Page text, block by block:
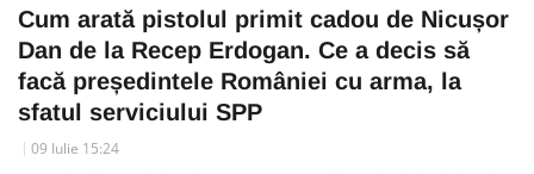
Cum arată pistolul primit cadou de Nicușor
Dan de la Recep Erdogan. Ce a decis să
facă președintele României cu arma, la
sfatul serviciului SPP
09 Iulie 15:24